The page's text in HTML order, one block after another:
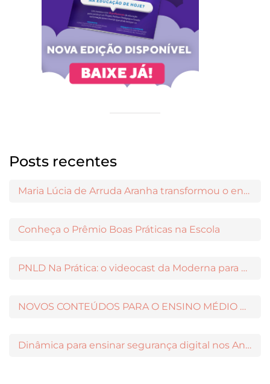
Posts recentes
Maria Lúcia de Arruda Aranha transformou o ensino de Filosofia no Brasil
Conheça o Prêmio Boas Práticas na Escola
PNLD Na Prática: o videocast da Moderna para apoiar a escolha das obras aprovadas
NOVOS CONTEÚDOS PARA O ENSINO MÉDIO DISPONÍVEIS NO MODERNAMIGOS
Dinâmica para ensinar segurança digital nos Anos Iniciais